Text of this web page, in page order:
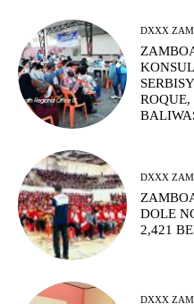
DXXX
DXXX
DOLE
2,421
DXXX